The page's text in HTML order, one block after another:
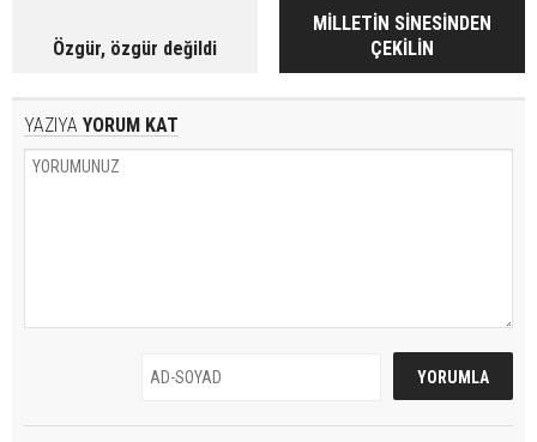
Özgür, özgür değildi
MİLLETİN SİNESİNDEN
ÇEKİLİN
YAZIYA YORUM KAT